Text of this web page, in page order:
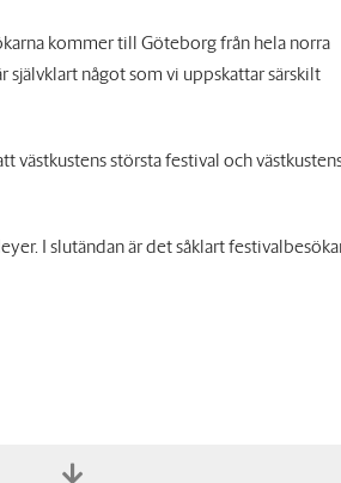
kommer till Göteborg från hela norra
självklart något som vi uppskattar särskilt
västkustens största festival och
I slutändan är det såklart